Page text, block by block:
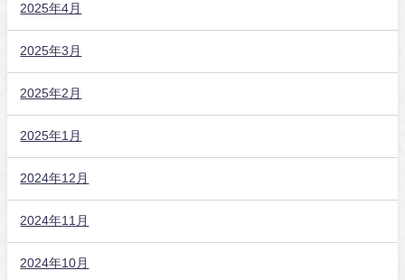
2025年4月
2025年3月
2025年2月
2025年1月
2024年12月
2024年11月
2024年10月